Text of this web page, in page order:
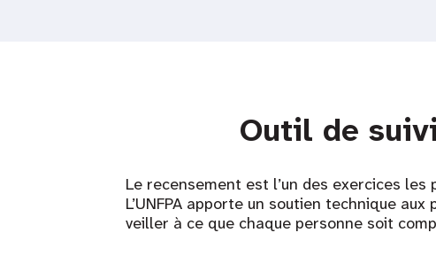
Outil de
Le recensement est l’un des exercices
L’UNFPA apporte un soutien technique
veiller à ce que chaque personne soit